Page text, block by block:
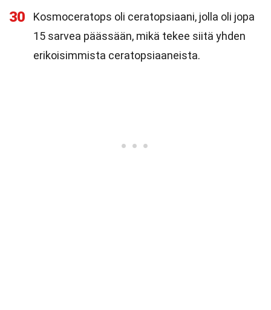
30
Kosmoceratops oli ceratopsiaani, jolla oli jopa
15 sarvea päässään, mikä tekee siitä yhden
erikoisimmista ceratopsiaaneista.